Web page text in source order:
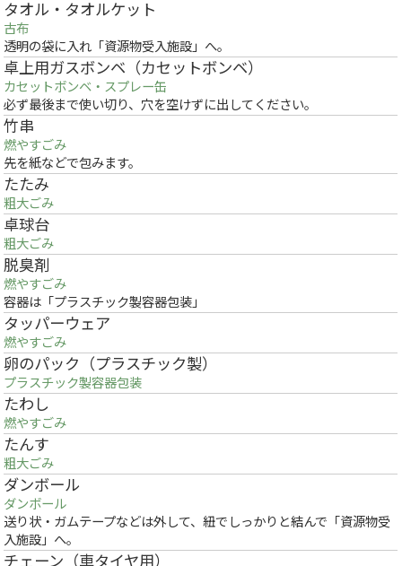
タオル・タオルケット
古布
透明の袋に入れ「資源物受入施設」へ。
卓上用ガスボンベ（カセットボンベ）
カセットボンベ・スプレー缶
必ず最後まで使い切り、穴を空けずに出してください。
竹串
燃やすごみ
先を紙などで包みます。
たたみ
粗大ごみ
卓球台
粗大ごみ
脱臭剤
燃やすごみ
容器は「プラスチック製容器包装」
タッパーウェア
燃やすごみ
卵のパック（プラスチック製）
プラスチック製容器包装
たわし
燃やすごみ
たんす
粗大ごみ
ダンボール
ダンボール
送り状・ガムテープなどは外して、紐でしっかりと結んで「資源物受
入施設」へ。
チェーン（車タイヤ用）